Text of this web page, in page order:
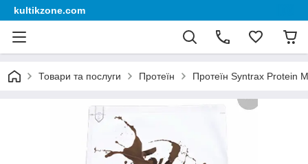
kultikzone.com
Товари та послуги Протеїн Протеїн Syntrax Protein